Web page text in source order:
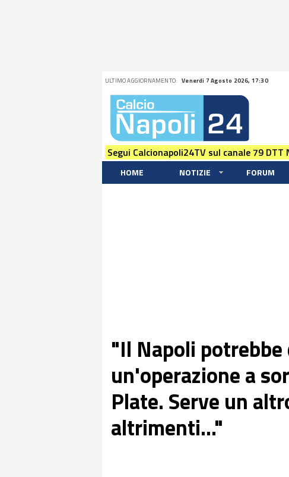
ULTIMO AGGIORNAMENTO: Venerdi 7 Agosto 2026, 17:30
Segui Calcionapoli24TV sul canale 79
HOME NOTIZIE FORUM
"Il Napoli potrebbe
un'operazione a
Plate. Serve un
altrimenti..."